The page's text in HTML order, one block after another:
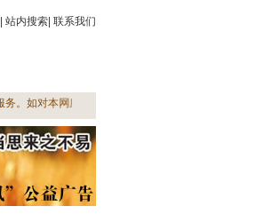
站内搜索 联系我们
对本网所载信息有涉及知识产权方面的异议，敬请赐告